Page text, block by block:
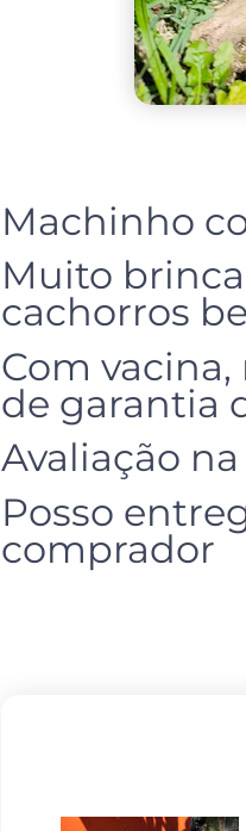
Machinho
Muito
cachorros
Com
de garantia
Avaliação
Posso
comprador